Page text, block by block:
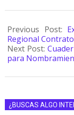
Previous Post:
Regional
Next Post:
para
¿BUSCAS ALGO